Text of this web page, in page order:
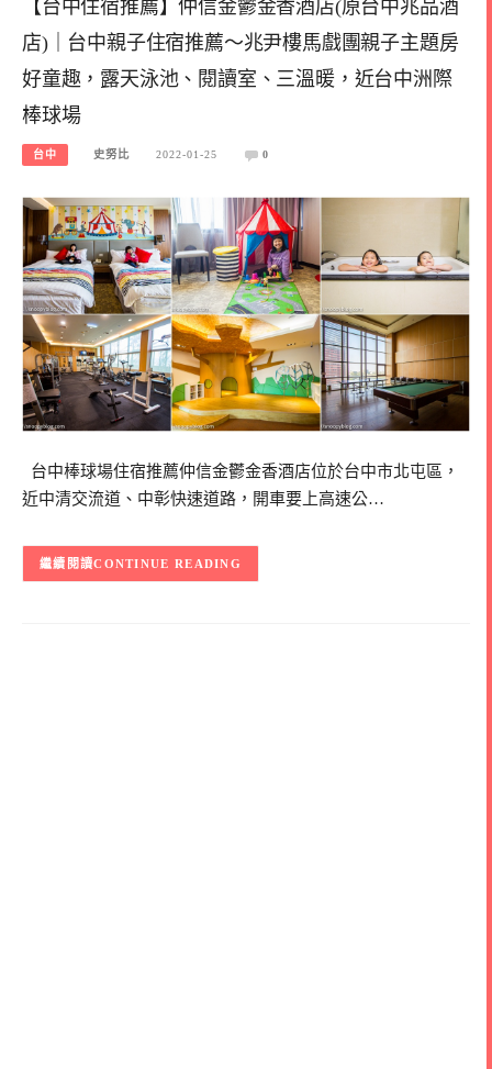
【台中住宿推薦】仲信金鬱金香酒店(原台中兆品酒
店)｜台中親子住宿推薦～兆尹樓馬戲團親子主題房
好童趣，露天泳池、閱讀室、三溫暖，近台中洲際
棒球場
台中 史努比 2022-01-25 0
台中棒球場住宿推薦仲信金鬱金香酒店位於台中市北屯區，
近中清交流道、中彰快速道路，開車要上高速公…
CONTINUE READING